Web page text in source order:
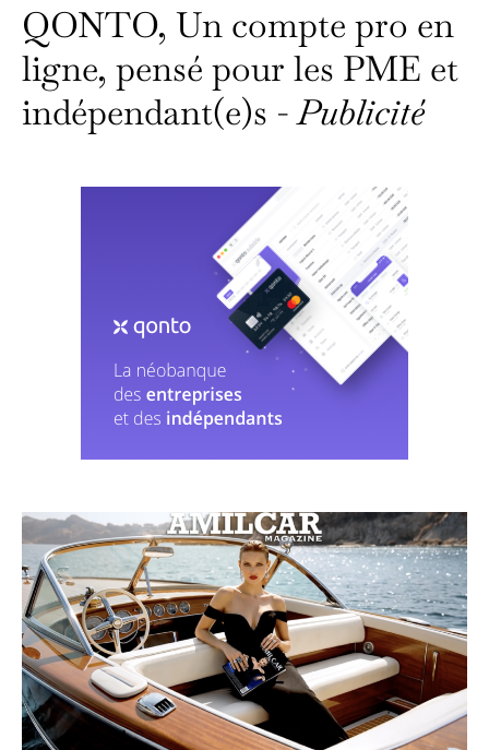
QONTO, Un compte pro en
ligne, pensé pour les PME et
indépendant(e)s -Publicité